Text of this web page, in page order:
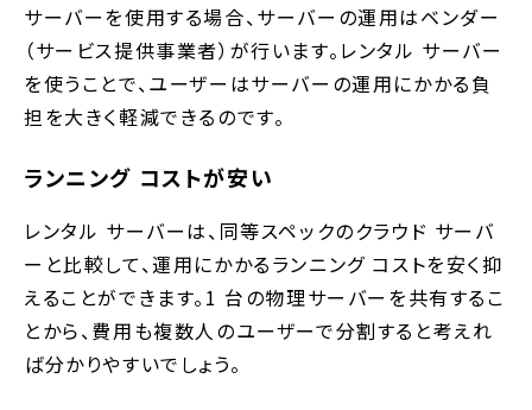
サーバーを使用する場合、サーバーの運用はベンダー
（サービス提供事業者）が行います。レンタル サーバー
を使うことで、ユーザーはサーバーの運用にかかる負
担を大きく軽減できるのです。
ランニング コストが安い
レンタル サーバーは、同等スペックのクラウド サーバ
ーと比較して、運用にかかるランニング コストを安く抑
えることができます。1 台の物理サーバーを共有するこ
とから、費用も複数人のユーザーで分割すると考えれ
ば分かりやすいでしょう。